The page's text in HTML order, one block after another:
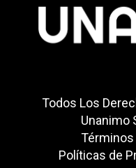
Todos Los
Unanimo
Políticas de